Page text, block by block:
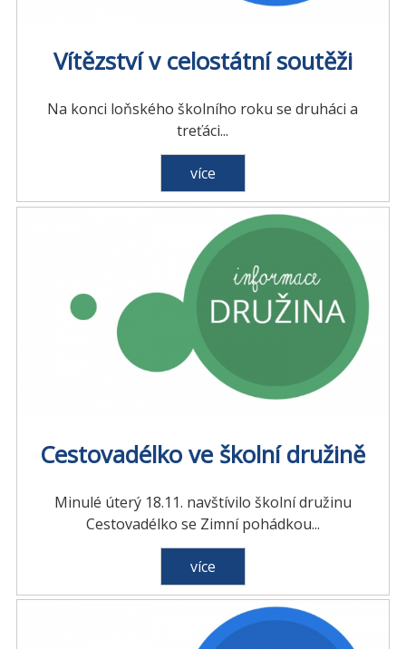
Vítězství v celostátní soutěži
Na konci loňského školního roku se druháci a
treťáci...
více
Cestovadélko ve školní družině
Minulé úterý 18.11. navštívilo školní družinu
Cestovadélko se Zimní pohádkou...
více